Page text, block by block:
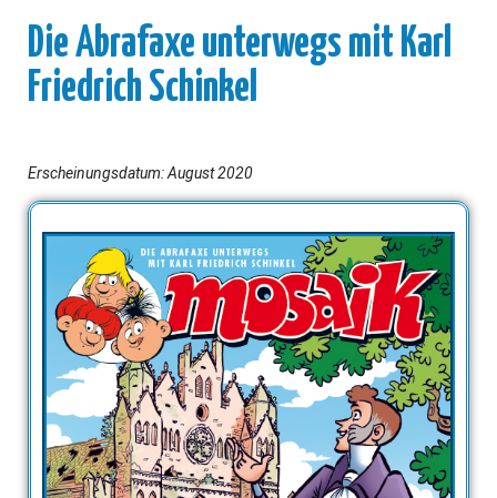
Die Abrafaxe unterwegs mit Karl
Friedrich Schinkel
Erscheinungsdatum: August 2020